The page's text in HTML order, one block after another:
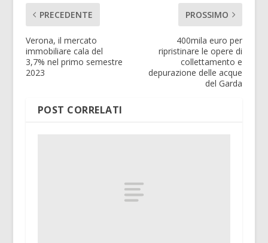
PRECEDENTE
Verona, il mercato
immobiliare cala del
3,7% nel primo semestre
2023
PROSSIMO
400mila euro per
ripristinare le opere di
collettamento e
depurazione delle acque
del Garda
POST CORRELATI